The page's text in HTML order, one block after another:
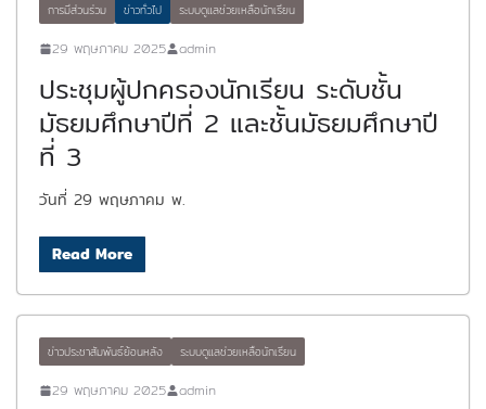
การมีส่วนร่วม ข่าวทั่วไป ระบบดูแลช่วยเหลือนักเรียน
29 พฤษภาคม 2025 admin
ประชุมผู้ปกครองนักเรียน ระดับชั้น
มัธยมศึกษาปีที่ 2 และชั้นมัธยมศึกษาปี
ที่ 3
วันที่ 29 พฤษภาคม พ.
Read More
ข่าวประชาสัมพันธ์ย้อนหลัง ระบบดูแลช่วยเหลือนักเรียน
29 พฤษภาคม 2025 admin